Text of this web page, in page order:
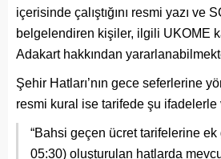
içerisinde çalıştığını resmi yazı ve
belgelendiren kişiler, ilgili UKOME
Adakart hakkından
Şehir Hatları’nın gece seferlerine
resmi kural ise tarifede şu ifadelerle
“Bahsi geçen ücret tarifelerine
05:30) oluşturulan hatlarda